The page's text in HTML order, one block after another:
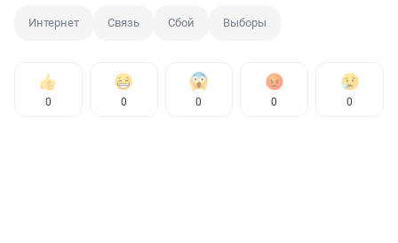
Интернет Связь Сбой Выборы
0 0 0 0 0